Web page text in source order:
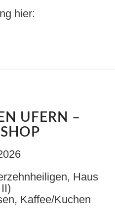
hier:
UFERN –
Haus
Kaffee/Kuchen